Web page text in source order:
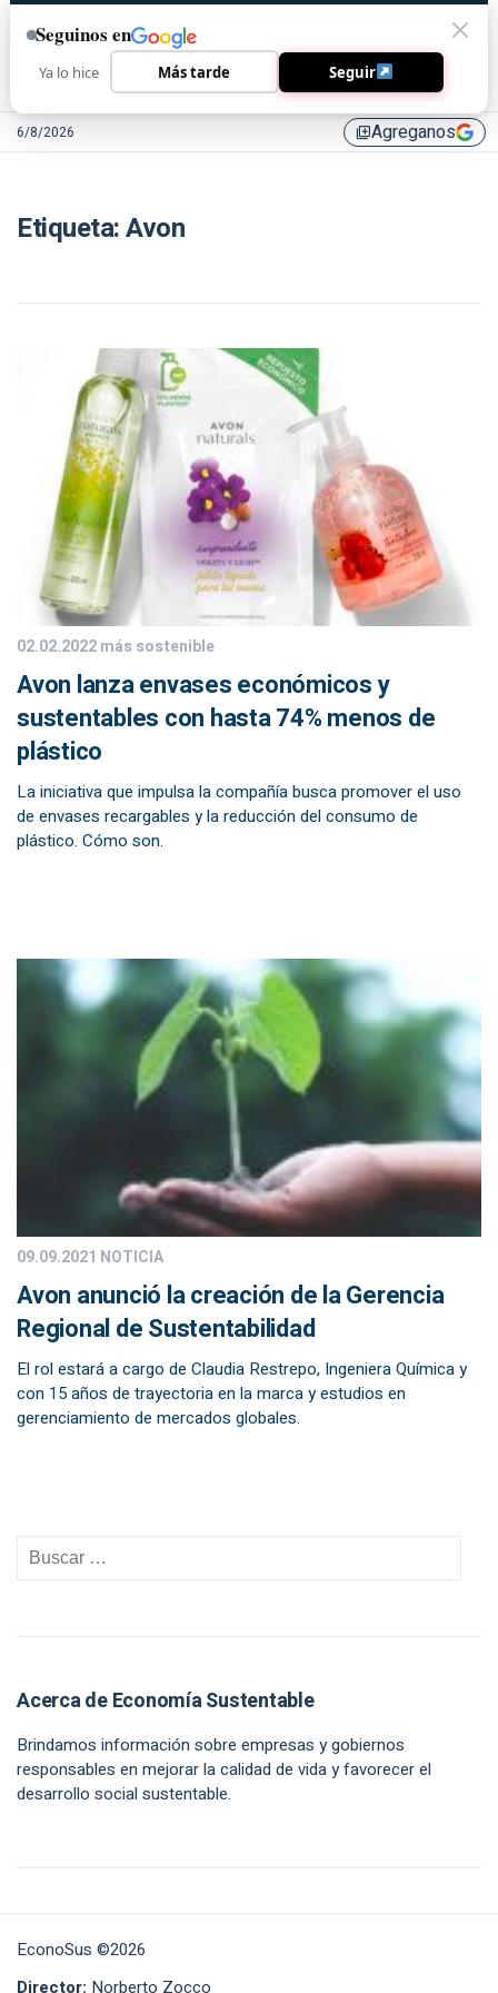
6/8/2026 library_addAgreganos
Etiqueta:Avon
02.02.2022más sostenible
Avon lanza envases económicos y
sustentables con hasta 74% menos de
plástico
La iniciativa que impulsa la compañía busca promover el uso
de envases recargables y la reducción del consumo de
plástico. Cómo son.
09.09.2021 NOTICIA
Avon anunció la creación de la Gerencia
Regional de Sustentabilidad
El rol estará a cargo de Claudia Restrepo, Ingeniera Química y
con 15 años de trayectoria en la marca y estudios en
gerenciamiento de mercados globales.
Acerca de Economía Sustentable
Brindamos información sobre empresas y gobiernos
responsables en mejorar la calidad de vida y favorecer el
desarrollo social sustentable.
EconoSus ©2026
Director: Norberto Zocco
Seguinos en
Ya lo hice Más tarde Seguir